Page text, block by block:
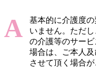
基本的に介護度
いません。ただ
の介護等のサー
場合は、ご本人
させて頂く場合が